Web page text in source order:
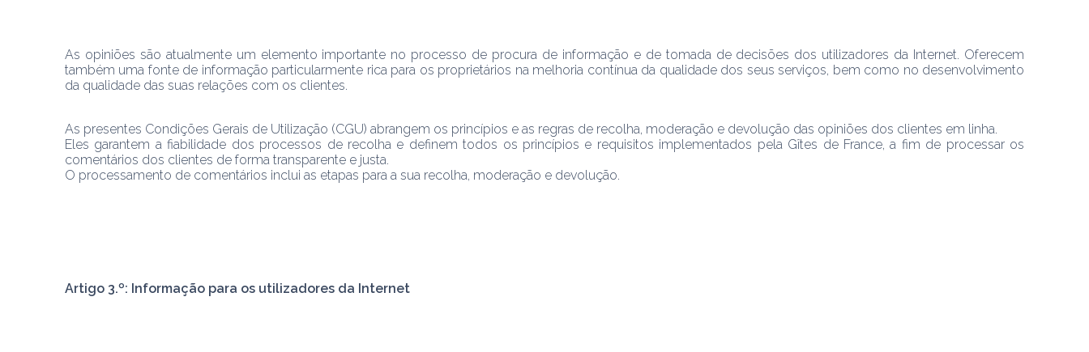
As opiniões são atualmente um elemento importante no processo de procura de informação e de tomada de decisões dos utilizadores da Internet. Oferecem
também uma fonte de informação particularmente rica para os proprietários na melhoria contínua da qualidade dos seus serviços, bem como no desenvolvimento
As presentes Condições Gerais de Utilização (CGU) abrangem os princípios e as regras de recolha, moderação e devolução das opiniões dos clientes em linha.
Eles garantem a fiabilidade dos processos de recolha e definem todos os princípios e requisitos implementados pela Gîtes de France, a fim de processar os
comentários dos clientes de forma transparente e justa.
O processamento de comentários inclui as etapas para a sua recolha, moderação e devolução.
Artigo 3.º: Informação para os utilizadores da Internet